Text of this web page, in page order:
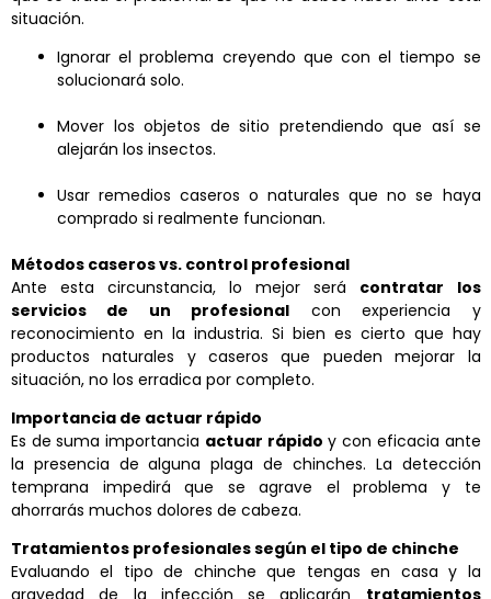
situación.
Ignorar el problema creyendo que con el tiempo se
solucionará solo.
Mover los objetos de sitio pretendiendo que así se
alejarán los insectos.
Usar remedios caseros o naturales que no se haya
comprado si realmente funcionan.
Métodos caseros vs. control profesional
Ante esta circunstancia, lo mejor será contratar los
servicios de un profesional con experiencia y
reconocimiento en la industria. Si bien es cierto que hay
productos naturales y caseros que pueden mejorar la
situación, no los erradica por completo.
Importancia de actuar rápido
Es de suma importancia actuar rápido y con eficacia ante
la presencia de alguna plaga de chinches. La detección
temprana impedirá que se agrave el problema y te
ahorrarás muchos dolores de cabeza.
Tratamientos profesionales según el tipo de chinche
Evaluando el tipo de chinche que tengas en casa y la